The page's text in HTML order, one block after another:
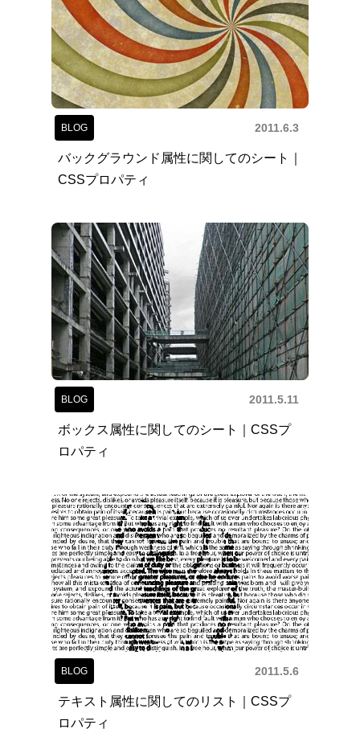
BLOG 2011.6.3
バックグラウンド属性に関してのシート｜
CSSプロパティ
BLOG 2011.5.11
ボックス属性に関してのシート｜CSSプ
ロパティ
BLOG 2011.5.6
テキスト属性に関してのリスト｜CSSプ
ロパティ